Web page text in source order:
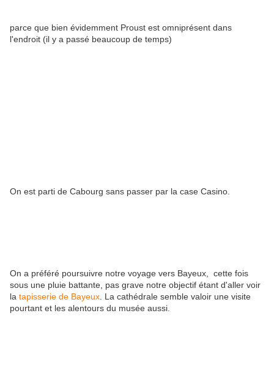
parce que bien évidemment Proust est omniprésent dans
l'endroit (il y a passé beaucoup de temps)
On est parti de Cabourg sans passer par la case Casino.
On a préféré poursuivre notre voyage vers Bayeux, cette fois
sous une pluie battante, pas grave notre objectif étant d'aller voir
la tapisserie de Bayeux . La cathédrale semble valoir une visite
pourtant et les alentours du musée aussi.